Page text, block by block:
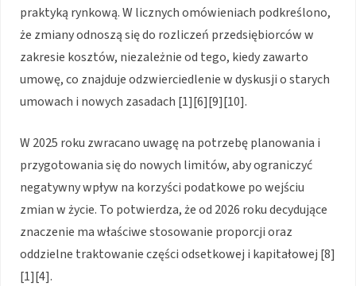
praktyką rynkową. W licznych omówieniach podkreślono,
że zmiany odnoszą się do rozliczeń przedsiębiorców w
zakresie kosztów, niezależnie od tego, kiedy zawarto
umowę, co znajduje odzwierciedlenie w dyskusji o starych
umowach i nowych zasadach [1][6][9][10].
W 2025 roku zwracano uwagę na potrzebę planowania i
przygotowania się do nowych limitów, aby ograniczyć
negatywny wpływ na korzyści podatkowe po wejściu
zmian w życie. To potwierdza, że od 2026 roku decydujące
znaczenie ma właściwe stosowanie proporcji oraz
oddzielne traktowanie części odsetkowej i kapitałowej [8]
[1][4].